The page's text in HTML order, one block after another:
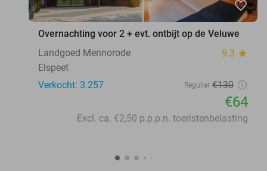
favorite_border
Overnachting voor 2 + evt. ontbijt op de Veluwe
Landgoed Mennorode
9.3 star
Elspeet
Verkocht: 3.257
Regulier €130
€64
Excl. ca. €2,50 p.p.p.n. toeristenbelasting